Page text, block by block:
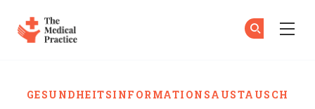
GESUNDHEITSINFORMATIONSAUSTAUSCH